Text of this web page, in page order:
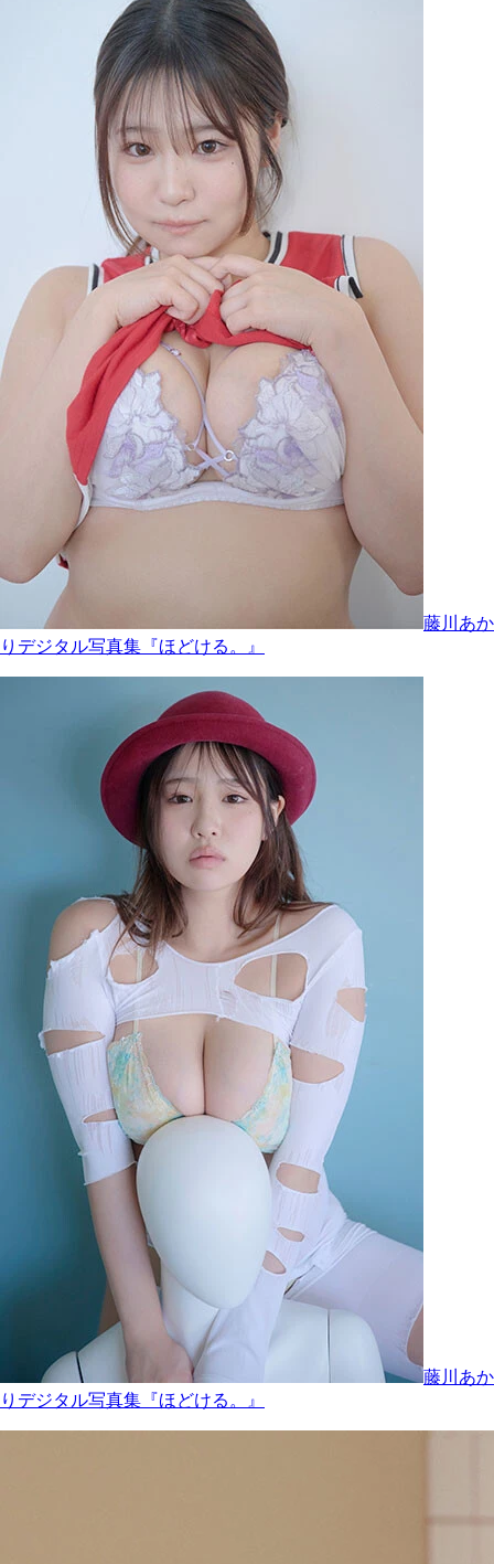
藤川あか
りデジタル写真集『ほどける。』
藤川あか
りデジタル写真集『ほどける。』